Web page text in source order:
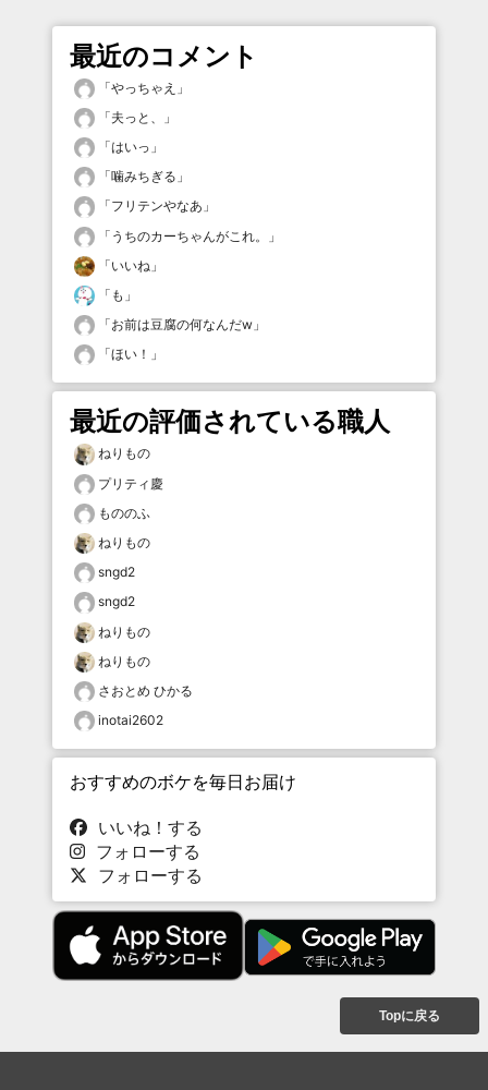
最近のコメント
「やっちゃえ 」
「夫っと、
」
「はいっ 」
「噛みちぎる 」
「フリテンやなあ 」
「 うちのカーちゃんがこれ。
」
「いいね 」
「 も 」
「お前は豆腐の何なんだw 」
「ほい！ 」
最近の評価されている職人
ねりもの
プリティ慶
もののふ
ねりもの
sngd2
sngd2
ねりもの
ねりもの
さおとめ ひかる
inotai2602
おすすめのボケを毎日お届け
いいね！する
フォローする
フォローする
Topに戻る